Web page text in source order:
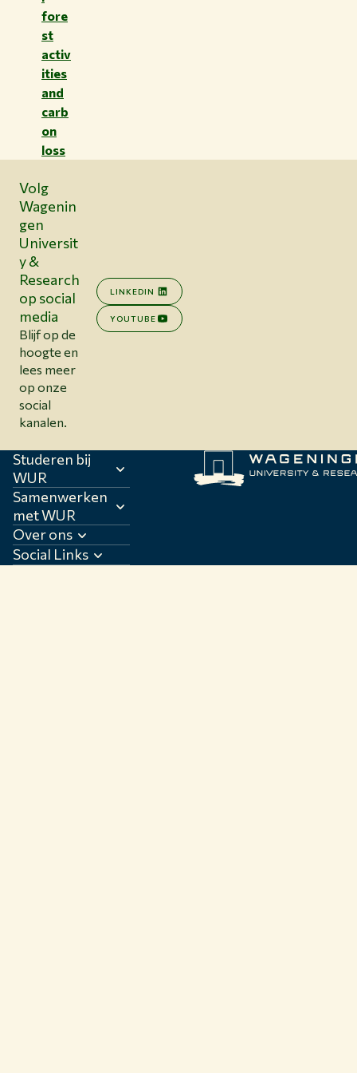
fore
st
activ
ities
and
carb
on
loss
Volg
Wagenin
gen
Universit
y &
Research
op social
media
Blijf op de
hoogte en
lees meer
op onze
social
kanalen.
LINKEDIN
YOUTUBE
Studeren bij
WUR
Samenwerken
met WUR
Over ons
Social Links